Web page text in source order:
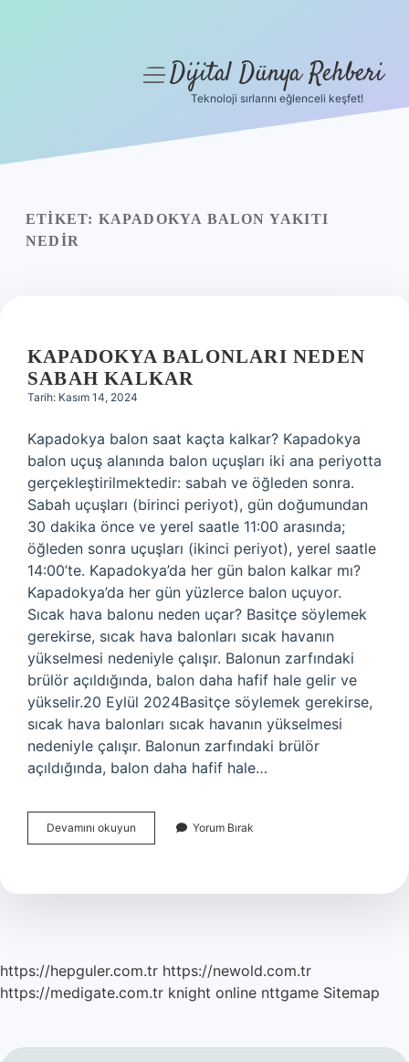
Yasal Uyarı
menüyüDijital Dünya Rehberi
Teknoloji sırlarını eğlenceli keşfet!
ETIKET: KAPADOKYA BALON YAKITI
NEDIR
KAPADOKYA BALONLARI NEDEN
SABAH KALKAR
Tarih: Kasım 14, 2024
Kapadokya balon saat kaçta kalkar? Kapadokya
balon uçuş alanında balon uçuşları iki ana periyotta
gerçekleştirilmektedir: sabah ve öğleden sonra.
Sabah uçuşları (birinci periyot), gün doğumundan
30 dakika önce ve yerel saatle 11:00 arasında;
öğleden sonra uçuşları (ikinci periyot), yerel saatle
14:00’te. Kapadokya’da her gün balon kalkar mı?
Kapadokya’da her gün yüzlerce balon uçuyor.
Sıcak hava balonu neden uçar? Basitçe söylemek
gerekirse, sıcak hava balonları sıcak havanın
yükselmesi nedeniyle çalışır. Balonun zarfındaki
brülör açıldığında, balon daha hafif hale gelir ve
yükselir.20 Eylül 2024Basitçe söylemek gerekirse,
sıcak hava balonları sıcak havanın yükselmesi
nedeniyle çalışır. Balonun zarfındaki brülör
açıldığında, balon daha hafif hale…
Devamını okuyun Kapadokya
Balonları
Kalkar
Yorum Bırak
https://hepguler.com.tr https://newold.com.tr
https://medigate.com.tr knight online nttgame Sitemap